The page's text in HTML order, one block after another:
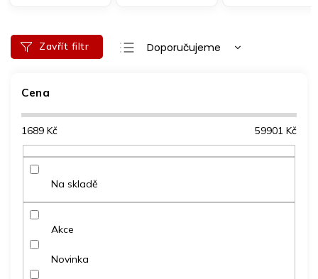
Ř
a
í
r
u
Doporučujeme
Nejprodávanější
Zavřít filtr
Cena
1689 Kč 59901 Kč
Na skladě
Akce
Novinka